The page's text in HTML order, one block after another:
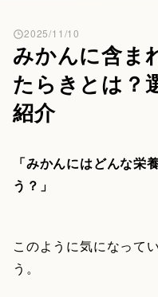
みかんに含ま
たらきとは？
紹介
2025/11/10
「みかんにはどんな栄
う？」
このように気になって
う。